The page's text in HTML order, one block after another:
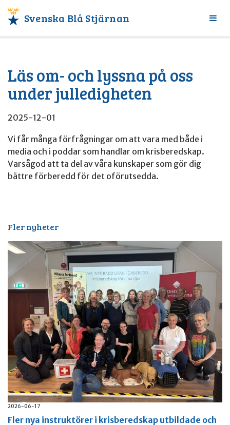
Svenska Blå Stjärnan
Växla
Läs om- och lyssna på oss
under julledigheten
2025-12-01
Vi får många förfrågningar om att vara med både i
media och i poddar som handlar om krisberedskap.
Varsågod att ta del av våra kunskaper som gör dig
bättre förberedd för det oförutsedda.
Fler nyheter
2026-06-17
Fler nya instruktörer i krisberedskap utbildade och